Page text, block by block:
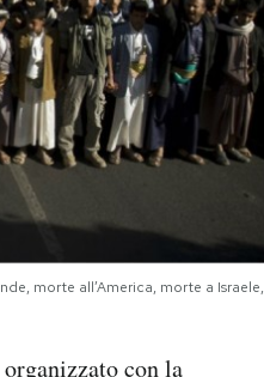
morte all’America, morte a Israele,
con la